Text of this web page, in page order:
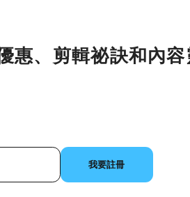
惠、剪輯祕訣和內容
我要註冊